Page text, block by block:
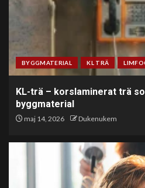
BYGGMATERIAL KL TRÄ
KL-trä – korslaminerat trä
byggmaterial
maj 14, 2026 Dukenukem